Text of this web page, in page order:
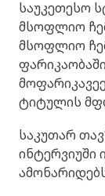
საუკეთესო
მსოფლიო
მსოფლიო
ტიტულის
საკუთარ
ინტერვიუში